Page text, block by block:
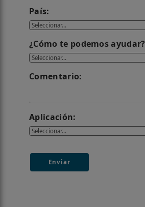
País:
¿Cómo te podemos ayudar?
Comentario:
Aplicación:
Enviar